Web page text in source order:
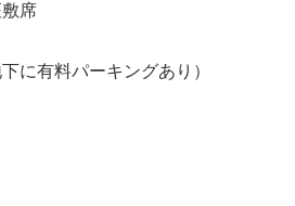
席
有料パーキングあり）